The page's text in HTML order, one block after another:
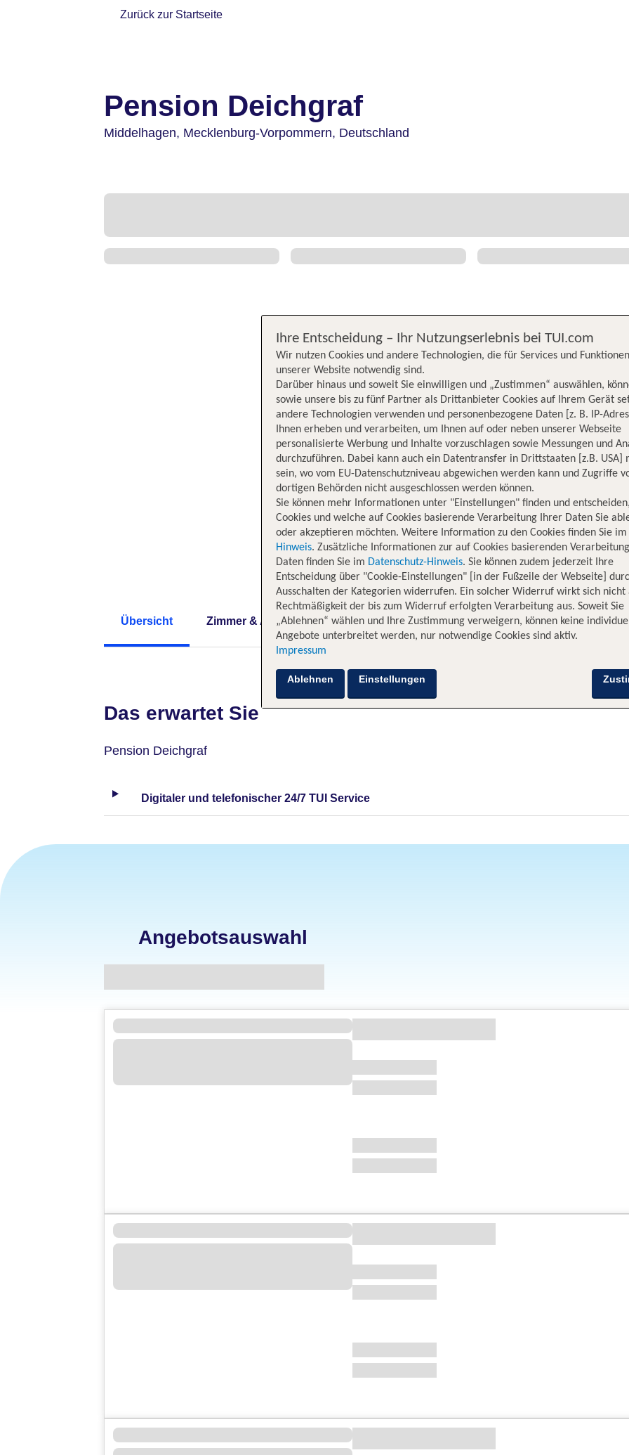
Zurück zur Startseite
Pension Deichgraf
Middelhagen, Mecklenburg-Vorpommern, Deutschland
Übersicht Zimmer & Angebote Hotelinformationen Lage Bewertungen
Das erwartet Sie
Pension Deichgraf
Digitaler und telefonischer 24/7 TUI Service
Angebotsauswahl
Ihre Entscheidung – Ihr Nutzungserlebnis bei TUI.com
Wir nutzen Cookies und andere Technologien, die für Services und
unserer Website notwendig sind.
Darüber hinaus und soweit Sie einwilligen und „Zustimmen“ auswählen,
sowie unsere bis zu fünf Partner als Drittanbieter Cookies auf Ihrem Gerät
andere Technologien verwenden und personenbezogene Daten [z. B. IP-
Ihnen erheben und verarbeiten, um Ihnen auf oder neben unserer Webseite
personalisierte Werbung und Inhalte vorzuschlagen sowie Messungen und
durchzuführen. Dabei kann auch ein Datentransfer in Drittstaaten [z.B. USA]
sein, wo vom EU-Datenschutzniveau abgewichen werden kann und Zugriffe
dortigen Behörden nicht ausgeschlossen werden können.
Sie können mehr Informationen unter "Einstellungen" finden und
Cookies und welche auf Cookies basierende Verarbeitung Ihrer Daten Sie
oder akzeptieren möchten. Weitere Information zu den Cookies finden Sie im
Hinweis. Zusätzliche Informationen zur auf Cookies basierenden
Daten finden Sie im Datenschutz-Hinweis. Sie können zudem jederzeit Ihre
Entscheidung über "Cookie-Einstellungen" [in der Fußzeile der Webseite]
Ausschalten der Kategorien widerrufen. Ein solcher Widerruf wirkt sich nicht
Rechtmäßigkeit der bis zum Widerruf erfolgten Verarbeitung aus. Soweit Sie
„Ablehnen“ wählen und Ihre Zustimmung verweigern, können keine
Angebote unterbreitet werden, nur notwendige Cookies sind aktiv.
Impressum
Ablehnen Einstellungen